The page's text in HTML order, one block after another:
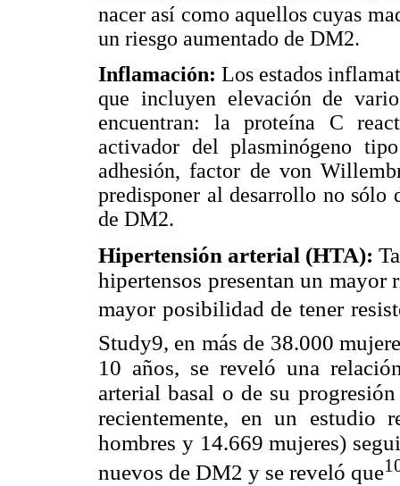
nacer así como aquellos cuyas
un riesgo aumentado de DM2.
Inflamación: Los estados
que incluyen elevación de
encuentran: la proteína C
activador del plasminógeno
adhesión, factor de von
predisponer al desarrollo no sólo
de DM2.
Hipertensión arterial (HTA):
hipertensos presentan un
mayor posibilidad de tener
Study9, en más de 38.000
10 años, se reveló una
arterial basal o de su
recientemente, en un estudio
hombres y 14.669 mujeres)
nuevos de DM2 y se reveló que